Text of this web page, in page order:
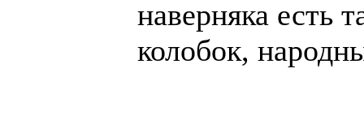
наверняка есть
колобок,